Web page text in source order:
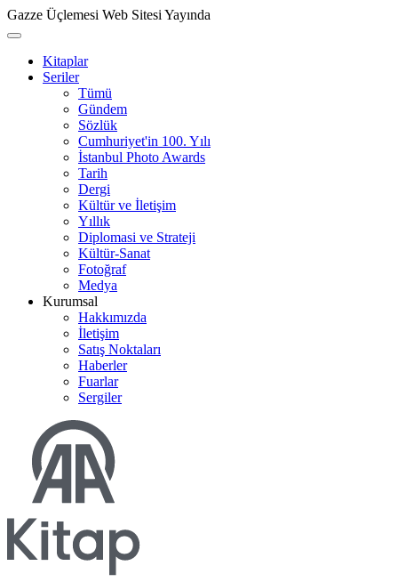
Gazze Üçlemesi Web Sitesi Yayında
Kitaplar
Seriler
Tümü
Gündem
Sözlük
Cumhuriyet'in 100. Yılı
İstanbul Photo Awards
Tarih
Dergi
Kültür ve İletişim
Yıllık
Diplomasi ve Strateji
Kültür-Sanat
Fotoğraf
Medya
Kurumsal
Hakkımızda
İletişim
Satış Noktaları
Haberler
Fuarlar
Sergiler